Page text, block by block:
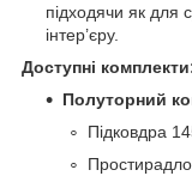
підходячи як для
інтер’єру.
Доступні
Полуторний
Підковдра